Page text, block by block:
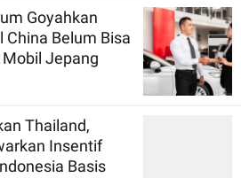
Goyahkan
China Belum Bisa
Jepang
Thailand,
Insentif
Basis